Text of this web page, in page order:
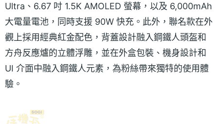
Ultra、6.67 吋 1.5K AMOLED 螢幕，以及 6,000mAh
大電量電池，同時支援 90W 快充。此外，聯名款在外
觀上採用經典紅金配色，背蓋設計融入鋼鐵人頭盔和
方舟反應爐的立體浮雕，並在外盒包裝、機身設計和
UI 介面中融入鋼鐵人元素，為粉絲帶來獨特的使用體
驗。